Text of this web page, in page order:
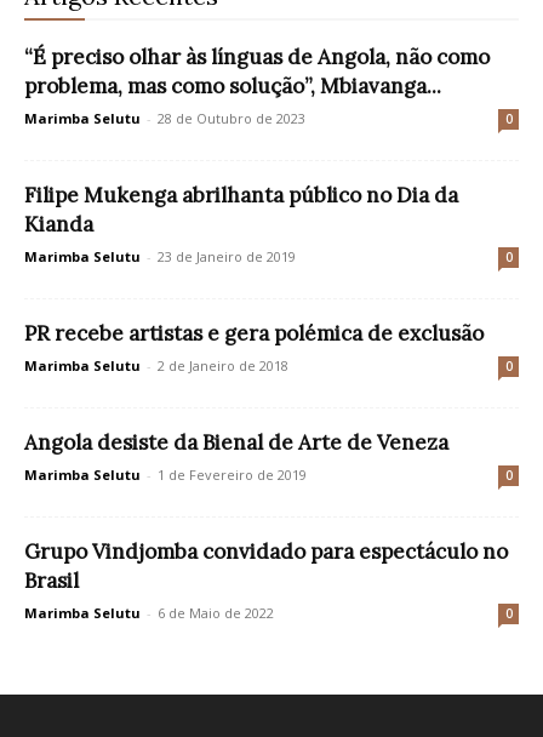
“É preciso olhar às línguas de Angola, não como
problema, mas como solução”, Mbiavanga...
Marimba Selutu - 28 de Outubro de 2023 0
Filipe Mukenga abrilhanta público no Dia da
Kianda
Marimba Selutu - 23 de Janeiro de 2019 0
PR recebe artistas e gera polémica de exclusão
Marimba Selutu - 2 de Janeiro de 2018 0
Angola desiste da Bienal de Arte de Veneza
Marimba Selutu - 1 de Fevereiro de 2019 0
Grupo Vindjomba convidado para espectáculo no
Brasil
Marimba Selutu - 6 de Maio de 2022 0